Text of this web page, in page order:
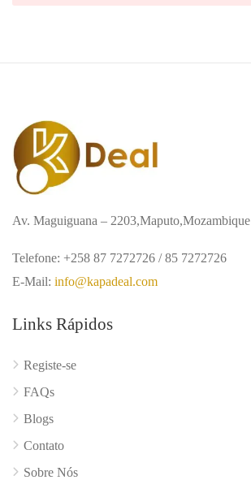
Av. Maguiguana – 2203,Maputo,Mozambique
Telefone: +258 87 7272726 / 85 7272726
E-Mail: info@kapadeal.com
Links Rápidos
Registe-se
FAQs
Blogs
Contato
Sobre Nós